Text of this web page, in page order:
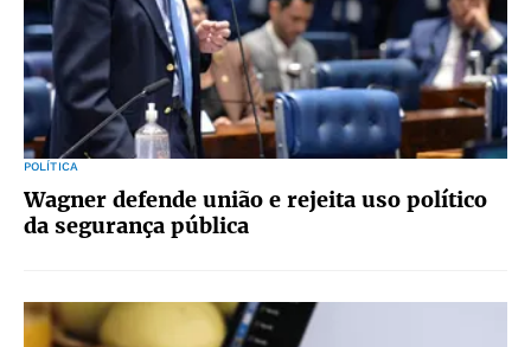
POLÍTICA
Wagner defende união e rejeita uso político
da segurança pública